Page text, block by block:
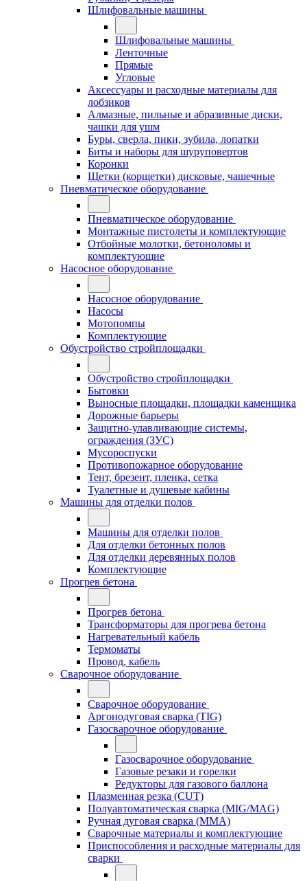
Шлифовальные машины
Шлифовальные машины
Ленточные
Прямые
Угловые
Аксессуары и расходные материалы для
лобзиков
Алмазные, пильные и абразивные диски,
чашки для ушм
Буры, сверла, пики, зубила, лопатки
Биты и наборы для шуруповертов
Коронки
Щетки (корщетки) дисковые, чашечные
Пневматическое оборудование
Пневматическое оборудование
Монтажные пистолеты и комплектующие
Отбойные молотки, бетоноломы и
комплектующие
Насосное оборудование
Насосное оборудование
Насосы
Мотопомпы
Комплектующие
Обустройство стройплощадки
Обустройство стройплощадки
Бытовки
Выносные площадки, площадки каменщика
Дорожные барьеры
Защитно-улавливающие системы,
ограждения (ЗУС)
Мусороспуски
Противопожарное оборудование
Тент, брезент, пленка, сетка
Туалетные и душевые кабины
Машины для отделки полов
Машины для отделки полов
Для отделки бетонных полов
Для отделки деревянных полов
Комплектующие
Прогрев бетона
Прогрев бетона
Трансформаторы для прогрева бетона
Нагревательный кабель
Термоматы
Провод, кабель
Сварочное оборудование
Сварочное оборудование
Аргонодуговая сварка (TIG)
Газосварочное оборудование
Газосварочное оборудование
Газовые резаки и горелки
Редукторы для газового баллона
Плазменная резка (CUT)
Полуавтоматическая сварка (MIG/MAG)
Ручная дуговая сварка (MMA)
Сварочные материалы и комплектующие
Приспособления и расходные материалы для
сварки